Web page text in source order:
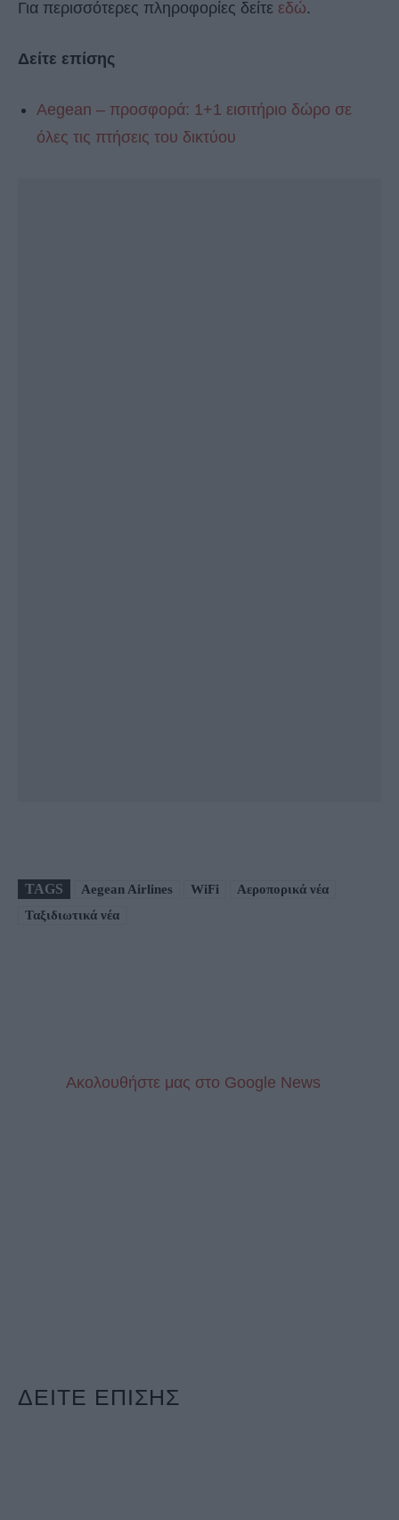
Για περισσότερες πληροφορίες δείτε εδώ.
Δείτε επίσης
Aegean – προσφορά: 1+1 εισιτήριο δώρο σε
όλες τις πτήσεις του δικτύου
TAGS Aegean Airlines WiFi
Αεροπορικά νέα
Ταξιδιωτικά νέα
Aκολουθήστε μας στo Google News
ΔΕΙΤΕ ΕΠΙΣΗΣ